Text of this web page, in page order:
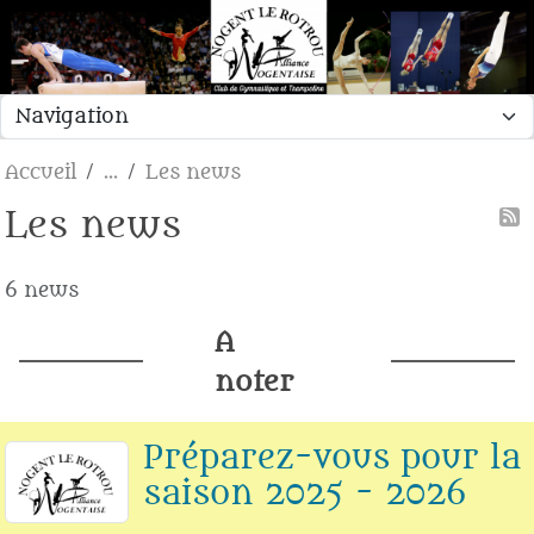
Accueil Les news
Les news
6 news
A
noter
Préparez-vous pour la
saison 2025 - 2026
Panneau de gestion des cookies